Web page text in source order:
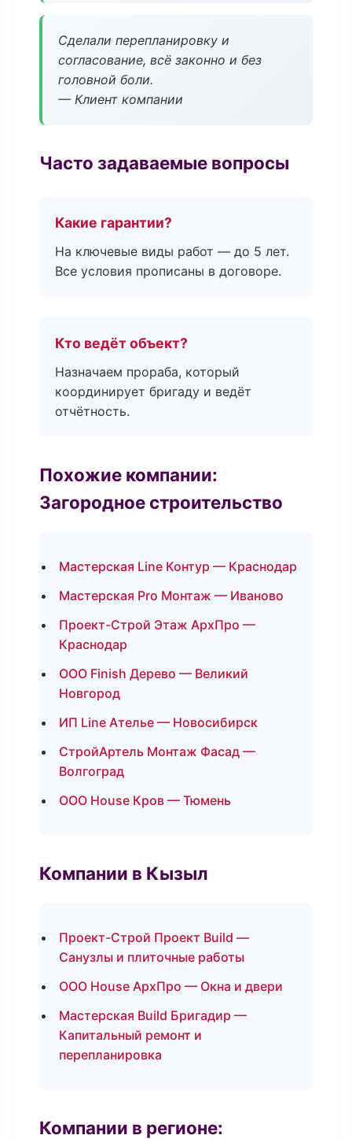
Сделали перепланировку и
согласование, всё законно и без
головной боли.
— Клиент компании
Часто задаваемые вопросы
Какие гарантии?
На ключевые виды работ — до 5 лет.
Все условия прописаны в договоре.
Кто ведёт объект?
Назначаем прораба, который
координирует бригаду и ведёт
отчётность.
Похожие компании:
Загородное строительство
Мастерская Line Контур — Краснодар
Мастерская Pro Монтаж — Иваново
Проект-Строй Этаж АрхПро —
Краснодар
ООО Finish Дерево — Великий
Новгород
ИП Line Ателье — Новосибирск
СтройАртель Монтаж Фасад —
Волгоград
ООО House Кров — Тюмень
Компании в Кызыл
Проект-Строй Проект Build —
Санузлы и плиточные работы
ООО House АрхПро — Окна и двери
Мастерская Build Бригадир —
Капитальный ремонт и
перепланировка
Компании в регионе: